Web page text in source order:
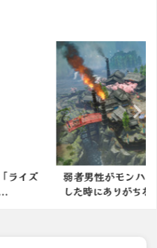
ンの世界に転生
ことｗ...
モンハンワ
して里帰り